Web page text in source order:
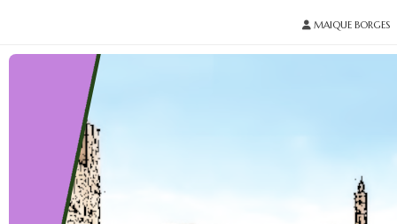
MAIQUE BORGES